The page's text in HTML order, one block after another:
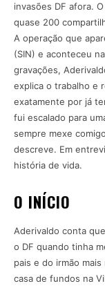
invasões DF afora.
quase 200
A operação que
(SIN) e aconteceu
gravações,
explica o trabalho e
exatamente por já
fui escalado para
sempre mexe
descreve. Em
história de vida.
O INÍCIO
Aderivaldo conta
o DF quando tinha
pais e do irmão
casa de fundos na